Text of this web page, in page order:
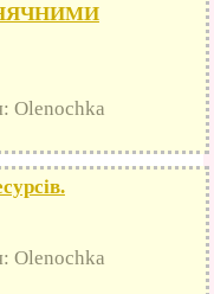
Olenochka
Olenochka